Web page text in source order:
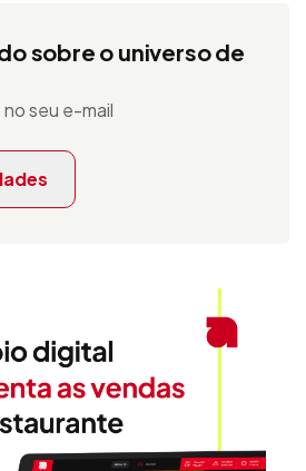
sobre o universo de
seu e-mail